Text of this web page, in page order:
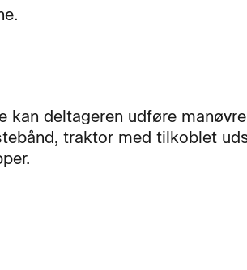
kan deltageren udføre
traktor med tilkoblet